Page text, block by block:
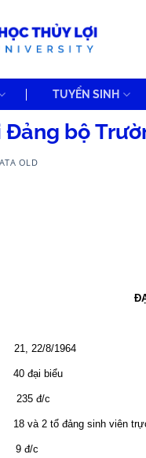
TUYỂN SINH
bộ
OLD
21, 22/8/1964
40 đại biểu
235 đ/c
18 và 2 tổ đảng sinh viên
9 đ/c